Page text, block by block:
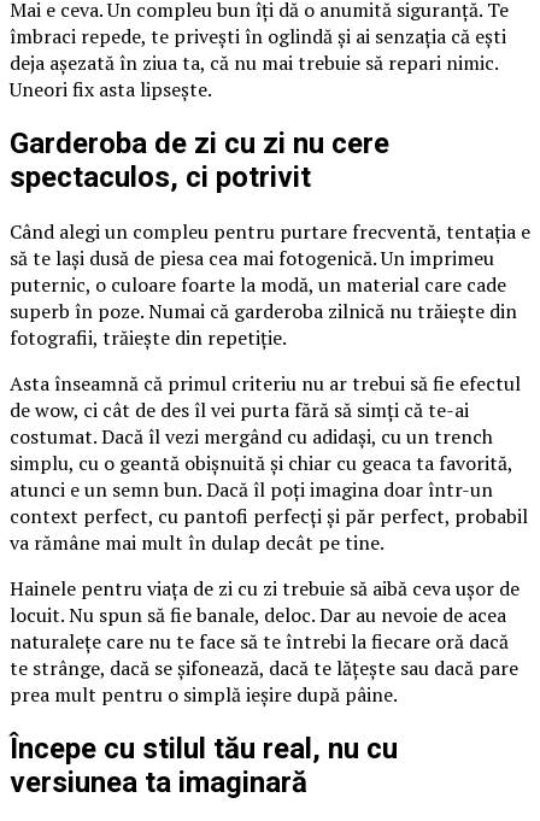
Mai e ceva. Un compleu bun îți dă o anumită siguranță. Te
îmbraci repede, te privești în oglindă și ai senzația că ești
deja așezată în ziua ta, că nu mai trebuie să repari nimic.
Uneori fix asta lipsește.
Garderoba de zi cu zi nu cere
spectaculos, ci potrivit
Când alegi un compleu pentru purtare frecventă, tentația e
să te lași dusă de piesa cea mai fotogenică. Un imprimeu
puternic, o culoare foarte la modă, un material care cade
superb în poze. Numai că garderoba zilnică nu trăiește din
fotografii, trăiește din repetiție.
Asta înseamnă că primul criteriu nu ar trebui să fie efectul
de wow, ci cât de des îl vei purta fără să simți că te-ai
costumat. Dacă îl vezi mergând cu adidași, cu un trench
simplu, cu o geantă obișnuită și chiar cu geaca ta favorită,
atunci e un semn bun. Dacă îl poți imagina doar într-un
context perfect, cu pantofi perfecți și păr perfect, probabil
va rămâne mai mult în dulap decât pe tine.
Hainele pentru viața de zi cu zi trebuie să aibă ceva ușor de
locuit. Nu spun să fie banale, deloc. Dar au nevoie de acea
naturalețe care nu te face să te întrebi la fiecare oră dacă
te strânge, dacă se șifonează, dacă te lățește sau dacă pare
prea mult pentru o simplă ieșire după pâine.
Începe cu stilul tău real, nu cu
versiunea ta imaginară